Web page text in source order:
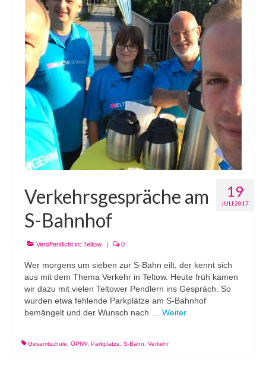
19
JULI 2017
Verkehrsgespräche am
S-Bahnhof
Veröffentlicht in: Teltow | 0
Wer morgens um sieben zur S-Bahn eilt, der kennt sich
aus mit dem Thema Verkehr in Teltow. Heute früh kamen
wir dazu mit vielen Teltower Pendlern ins Gespräch. So
wurden etwa fehlende Parkplätze am S-Bahnhof
bemängelt und der Wunsch nach … Weiter
Gesamtschule ÖPNV, Parkplätze S-Bahn Verkehr